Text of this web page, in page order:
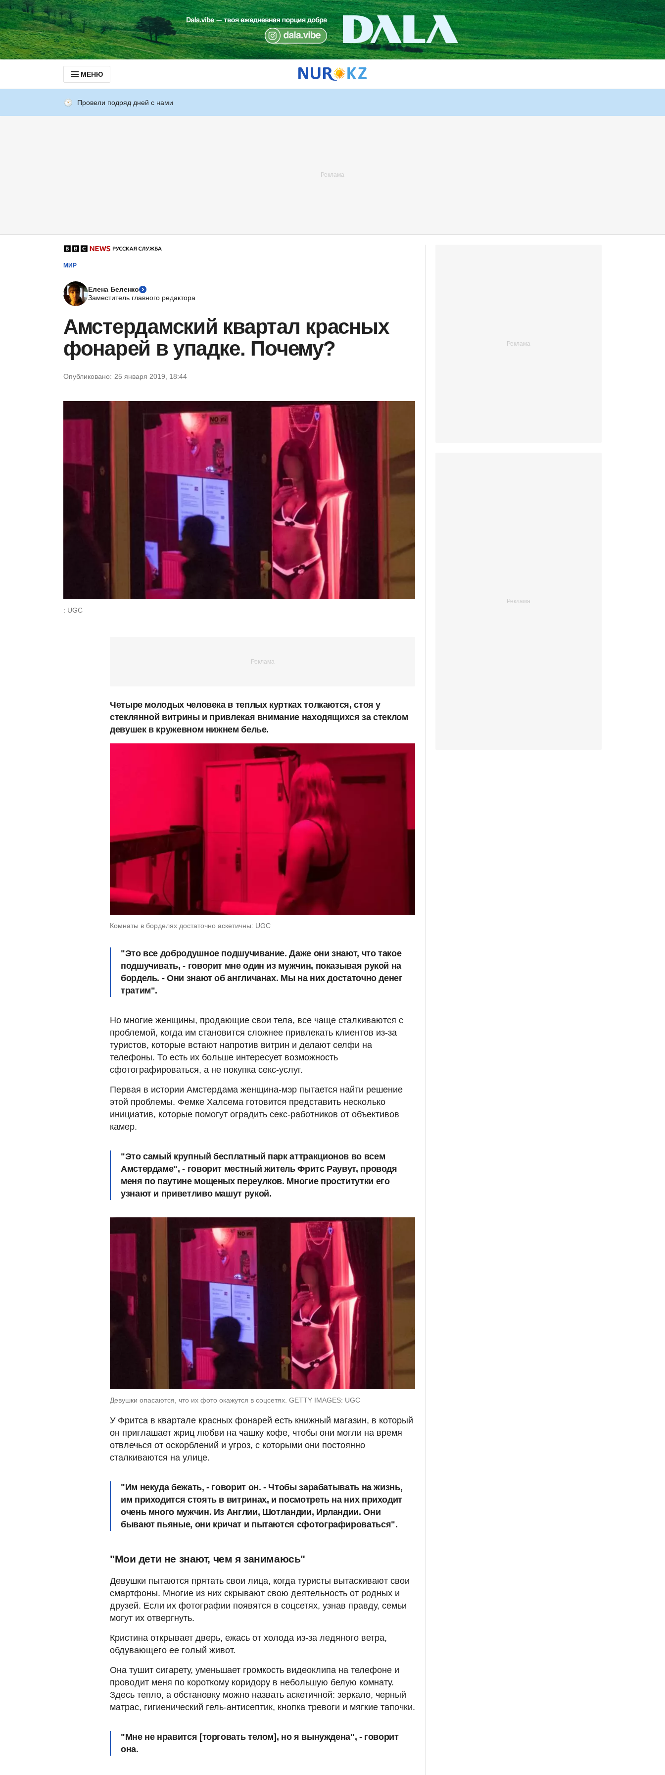
МЕНЮ
Провели подряд дней с нами
МИР
Елена Беленко
Заместитель главного редактора
Амстердамский квартал красных
фонарей в упадке. Почему?
Опубликовано: 25 января 2019, 18:44
: UGC
Четыре молодых человека в теплых куртках толкаются, стоя у
стеклянной витрины и привлекая внимание находящихся за стеклом
девушек в кружевном нижнем белье.
Комнаты в борделях достаточно аскетичны: UGC
"Это все добродушное подшучивание. Даже они знают, что такое
подшучивать, - говорит мне один из мужчин, показывая рукой на
бордель. - Они знают об англичанах. Мы на них достаточно денег
тратим".
Но многие женщины, продающие свои тела, все чаще сталкиваются с
проблемой, когда им становится сложнее привлекать клиентов из-за
туристов, которые встают напротив витрин и делают селфи на
телефоны. То есть их больше интересует возможность
сфотографироваться, а не покупка секс-услуг.
Первая в истории Амстердама женщина-мэр пытается найти решение
этой проблемы. Фемке Халсема готовится представить несколько
инициатив, которые помогут оградить секс-работников от объективов
камер.
"Это самый крупный бесплатный парк аттракционов во всем
Амстердаме", - говорит местный житель Фритс Раувут, проводя
меня по паутине мощеных переулков. Многие проститутки его
узнают и приветливо машут рукой.
Девушки опасаются, что их фото окажутся в соцсетях. GETTY IMAGES: UGC
У Фритса в квартале красных фонарей есть книжный магазин, в который
он приглашает жриц любви на чашку кофе, чтобы они могли на время
отвлечься от оскорблений и угроз, с которыми они постоянно
сталкиваются на улице.
"Им некуда бежать, - говорит он. - Чтобы зарабатывать на жизнь,
им приходится стоять в витринах, и посмотреть на них приходит
очень много мужчин. Из Англии, Шотландии, Ирландии. Они
бывают пьяные, они кричат и пытаются сфотографироваться".
"Мои дети не знают, чем я занимаюсь"
Девушки пытаются прятать свои лица, когда туристы вытаскивают свои
смартфоны. Многие из них скрывают свою деятельность от родных и
друзей. Если их фотографии появятся в соцсетях, узнав правду, семьи
могут их отвергнуть.
Кристина открывает дверь, ежась от холода из-за ледяного ветра,
обдувающего ее голый живот.
Она тушит сигарету, уменьшает громкость видеоклипа на телефоне и
проводит меня по короткому коридору в небольшую белую комнату.
Здесь тепло, а обстановку можно назвать аскетичной: зеркало, черный
матрас, гигиенический гель-антисептик, кнопка тревоги и мягкие тапочки.
"Мне не нравится [торговать телом], но я вынуждена", - говорит
она.